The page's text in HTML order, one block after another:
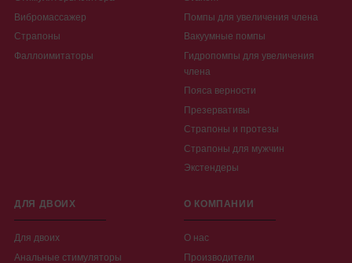
Вибромассажер
Страпоны
Фаллоимитаторы
Помпы для увеличения члена
Вакуумные помпы
Гидропомпы для увеличения
члена
Пояса верности
Презервативы
Страпоны и протезы
Страпоны для мужчин
Экстендеры
ДЛЯ ДВОИХ
Для двоих
Анальные стимуляторы
О КОМПАНИИ
О нас
Производители